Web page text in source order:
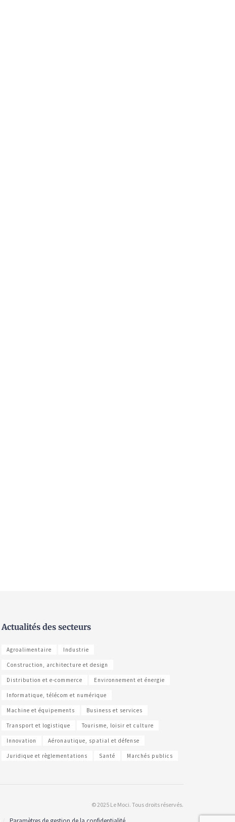
Actualités des secteurs
Agroalimentaire Industrie
Construction, architecture et design
Distribution et e-commerce Environnement et énergie
Informatique, télécom et numérique
Machine et équipements Business et services
Transport et logistique Tourisme, loisir et culture
Innovation Aéronautique, spatial et défense
Juridique et règlementations Santé Marchés publics
© 2025 Le Moci. Tous droits réservés.